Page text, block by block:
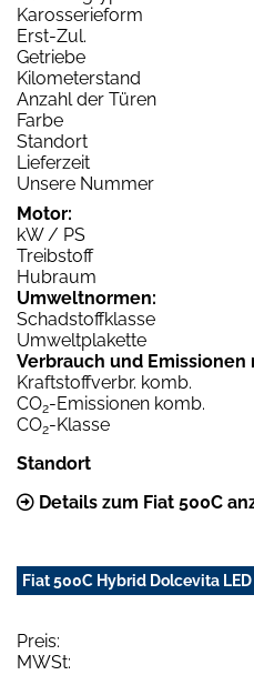
Karosserieform
Erst-Zul.
Getriebe
Kilometerstand
Anzahl der Türen
Farbe
Standort
Lieferzeit
Unsere Nummer
Motor:
kW / PS
Treibstoff
Hubraum
Umweltnormen:
Schadstoffklasse
Umweltplakette
Verbrauch und Emissionen
Kraftstoffverbr. komb.
CO2-Emissionen komb.
CO2-Klasse
Standort
Details zum Fiat 500C
Fiat 500C Hybrid Dolcevita
Preis:
MWSt: